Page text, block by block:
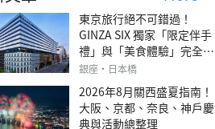
東京旅行絕不可錯過！
GINZA SIX 獨家「限定伴手
禮」與「美食體驗」完全指
南
銀座・日本橋
2026年8月關西盛夏指南！
大阪、京都、奈良、神戶慶
典與活動總整理